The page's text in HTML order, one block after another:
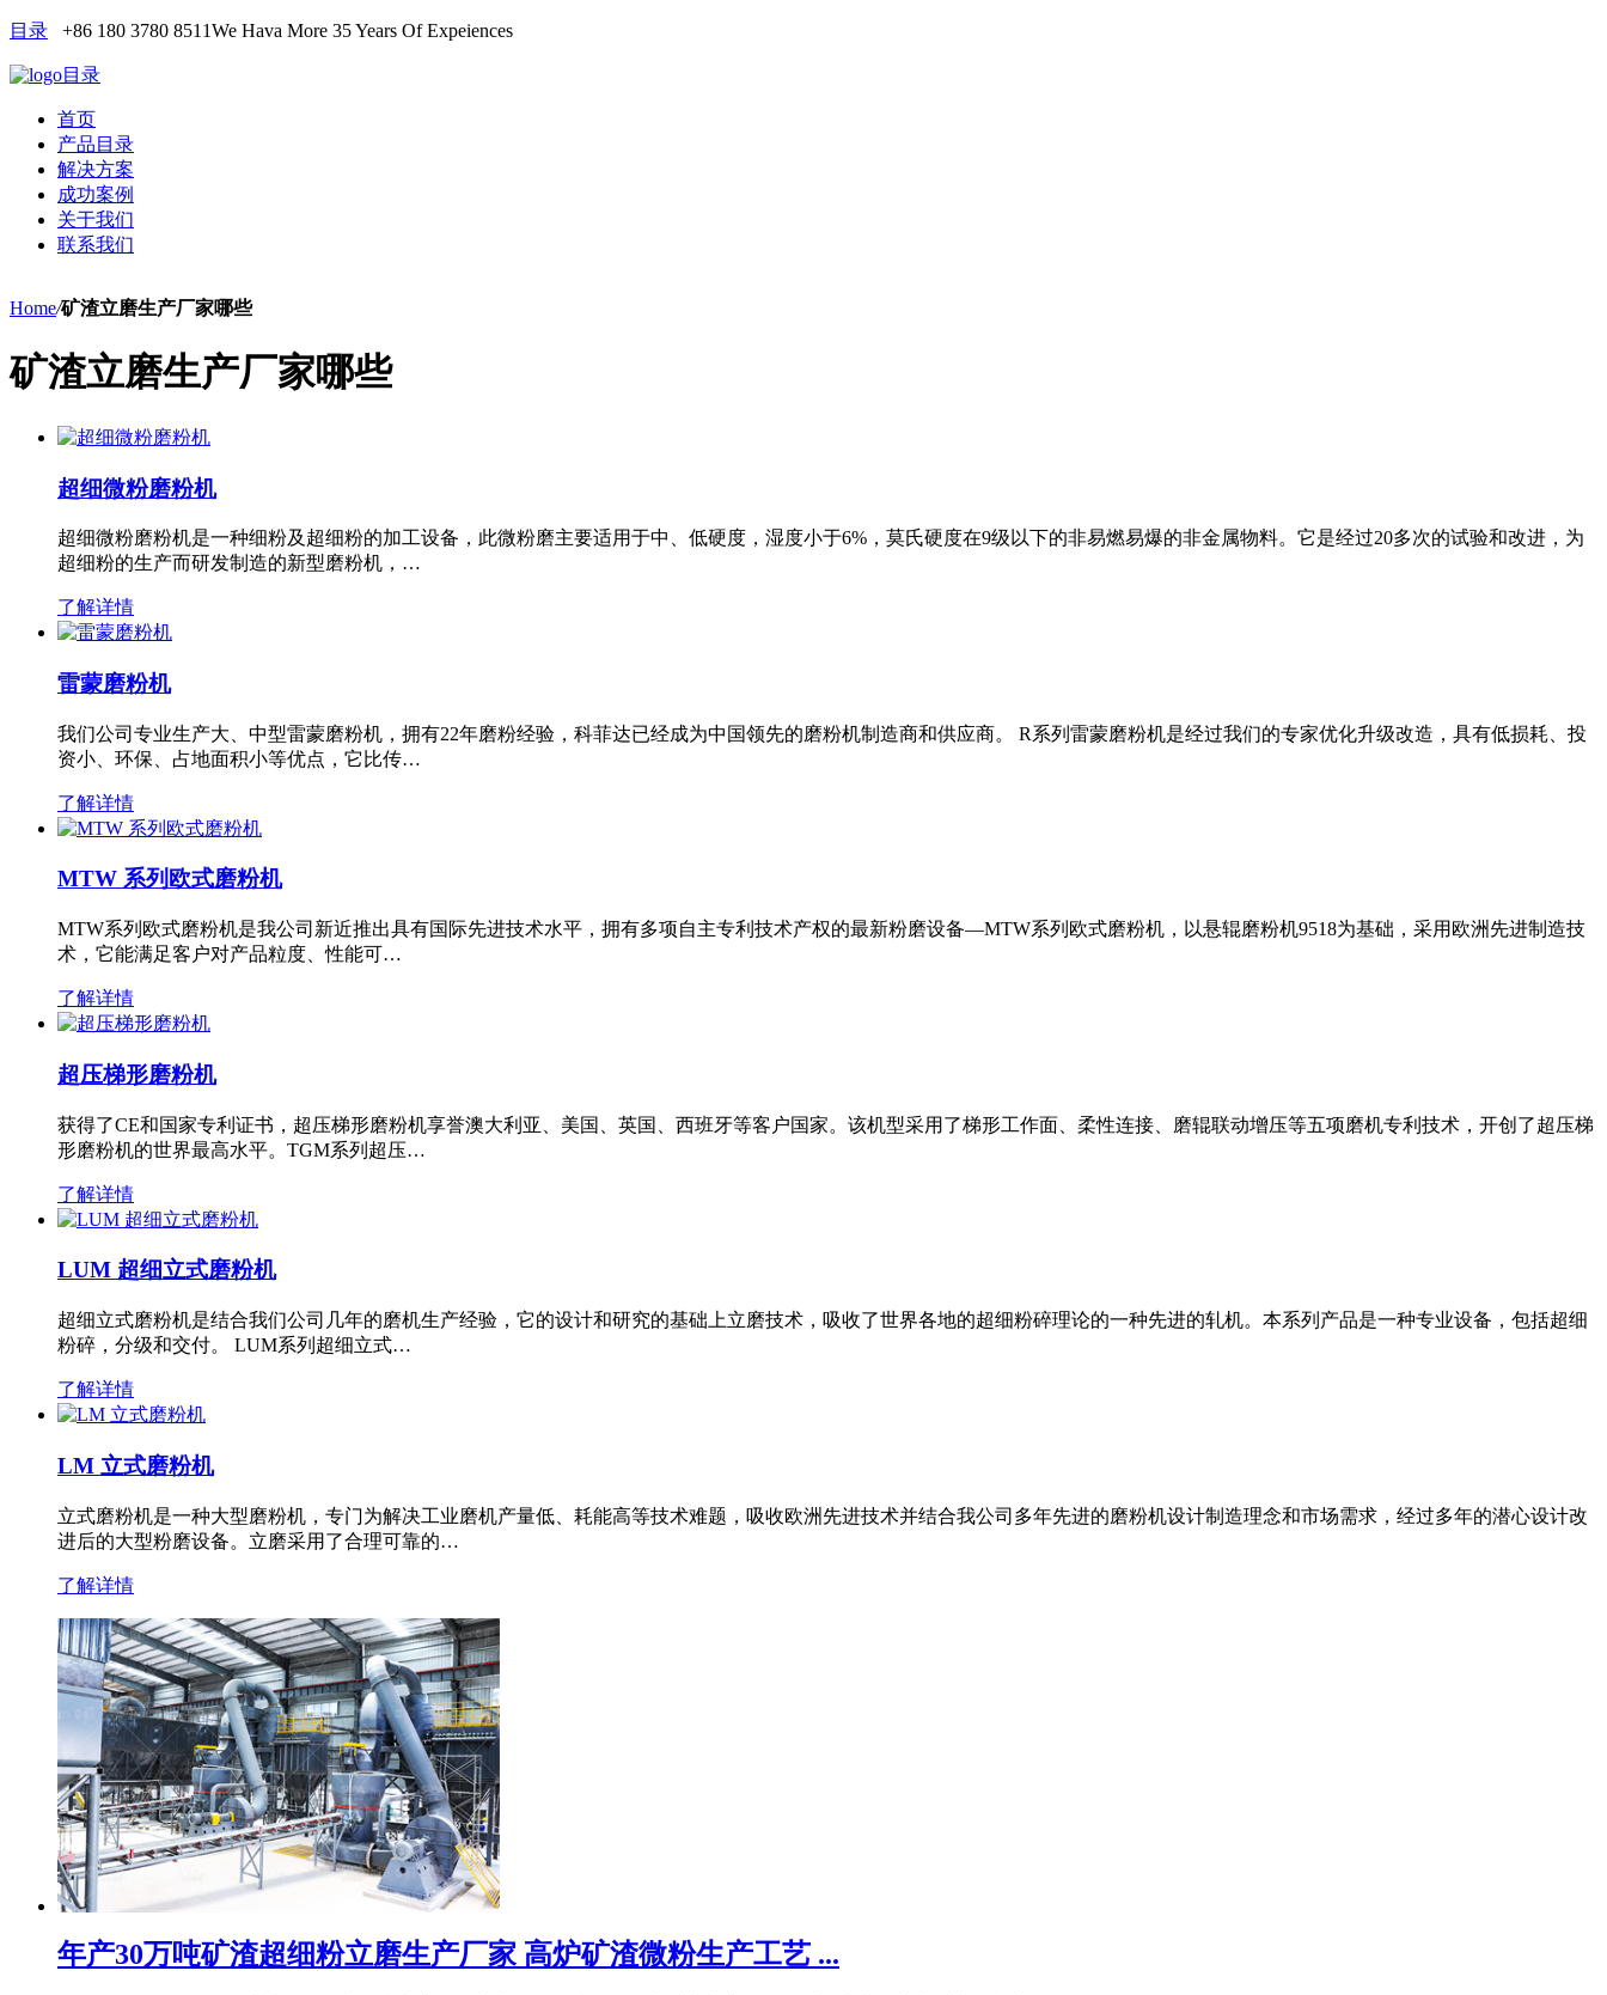
目录 +86 180 3780 8511We Hava More 35 Years Of Expeiences
目录
首页
产品目录
解决方案
成功案例
关于我们
联系我们
Home/矿渣立磨生产厂家哪些
矿渣立磨生产厂家哪些
超细微粉磨粉机
超细微粉磨粉机是一种细粉及超细粉的加工设备，此微粉磨主要适用于中、低硬度，湿度小于6%，莫氏硬度在9级以下的非易燃易爆的非金属物料。它是经过20多次的试验和改进，为
超细粉的生产而研发制造的新型磨粉机，…
了解详情
雷蒙磨粉机
我们公司专业生产大、中型雷蒙磨粉机，拥有22年磨粉经验，科菲达已经成为中国领先的磨粉机制造商和供应商。 R系列雷蒙磨粉机是经过我们的专家优化升级改造，具有低损耗、投
资小、环保、占地面积小等优点，它比传…
了解详情
MTW 系列欧式磨粉机
MTW系列欧式磨粉机是我公司新近推出具有国际先进技术水平，拥有多项自主专利技术产权的最新粉磨设备—MTW系列欧式磨粉机，以悬辊磨粉机9518为基础，采用欧洲先进制造技
术，它能满足客户对产品粒度、性能可…
了解详情
超压梯形磨粉机
获得了CE和国家专利证书，超压梯形磨粉机享誉澳大利亚、美国、英国、西班牙等客户国家。该机型采用了梯形工作面、柔性连接、磨辊联动增压等五项磨机专利技术，开创了超压梯
形磨粉机的世界最高水平。TGM系列超压…
了解详情
LUM 超细立式磨粉机
超细立式磨粉机是结合我们公司几年的磨机生产经验，它的设计和研究的基础上立磨技术，吸收了世界各地的超细粉碎理论的一种先进的轧机。本系列产品是一种专业设备，包括超细
粉碎，分级和交付。 LUM系列超细立式…
了解详情
LM 立式磨粉机
立式磨粉机是一种大型磨粉机，专门为解决工业磨机产量低、耗能高等技术难题，吸收欧洲先进技术并结合我公司多年先进的磨粉机设计制造理念和市场需求，经过多年的潜心设计改
进后的大型粉磨设备。立磨采用了合理可靠的…
了解详情
年产30万吨矿渣超细粉立磨生产厂家 高炉矿渣微粉生产工艺 ...